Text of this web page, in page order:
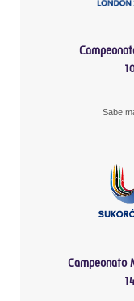
Sabe
Campeonato